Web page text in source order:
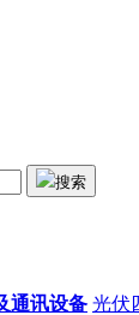
搜索
通讯设备 光伏